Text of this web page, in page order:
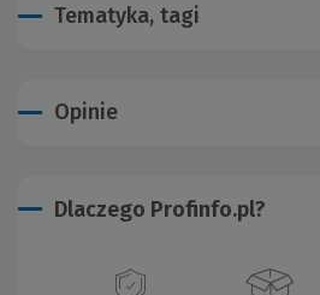
Tematyka, tagi
Opinie
Dlaczego Profinfo.pl?